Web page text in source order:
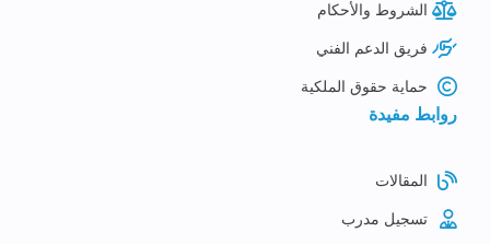
الشروط والأحكام
فريق الدعم الفني
حماية حقوق الملكية
روابط مفيدة
المقالات
تسجيل مدرب